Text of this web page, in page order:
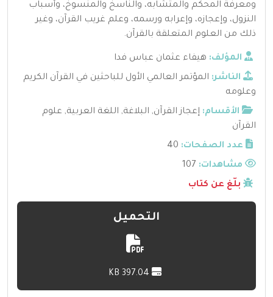
ومعرفة المحكم والمتشابه، والناسخ والمنسوخ، وأسباب
النزول، وإعجازه، وإعرابه ورسمه، وعلم غريب القرآن، وغير
ذلك من العلوم المتعلقة بالقرآن.
المؤلف: هيفاء عثمان عباس فدا
الناشر: المؤتمر العالمي الأول للباحثين في القرآن الكريم
وعلومه
الأقسام: إعجاز القرآن, البلاغة, اللغة العربية, علوم
القرآن
عدد الصفحات: 40
مشاهدات:
بلّغ عن كتاب
التحميل